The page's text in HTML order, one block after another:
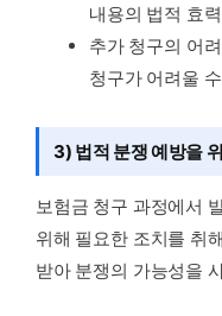
내용의 법적 효
추가 청구의 어
청구가 어려울
3) 법적 분쟁 예방을
보험금 청구 과정에서
위해 필요한 조치를 취
받아 분쟁의 가능성을